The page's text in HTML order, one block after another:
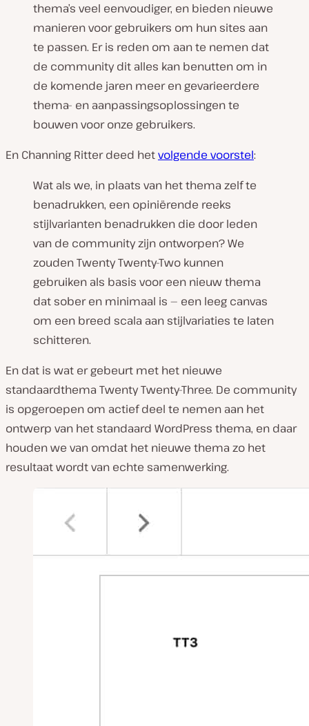
thema’s veel eenvoudiger, en bieden nieuwe
manieren voor gebruikers om hun sites aan
te passen. Er is reden om aan te nemen dat
de community dit alles kan benutten om in
de komende jaren meer en gevarieerdere
thema- en aanpassingsoplossingen te
bouwen voor onze gebruikers.
En Channing Ritter deed hetvolgende voorstel:
Wat als we, in plaats van het thema zelf te
benadrukken, een opiniërende reeks
stijlvarianten benadrukken die door leden
van de community zijn ontworpen? We
zouden Twenty Twenty-Two kunnen
gebruiken als basis voor een nieuw thema
dat sober en minimaal is — een leeg canvas
om een breed scala aan stijlvariaties te laten
schitteren.
En dat is wat er gebeurt met het nieuwe
standaardthema Twenty Twenty-Three. De community
is opgeroepen om actief deel te nemen aan het
ontwerp van het standaard WordPress thema, en daar
houden we van omdat het nieuwe thema zo het
resultaat wordt van echte samenwerking.